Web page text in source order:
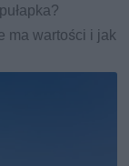
ma wartości i jak